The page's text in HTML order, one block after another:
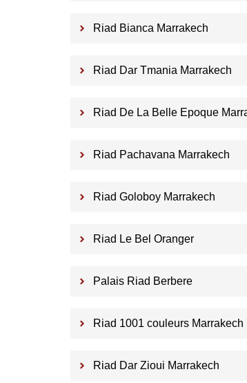
Riad Bianca Marrakech
Riad Dar Tmania Marrakech
Riad De La Belle Epoque
Riad Pachavana Marrakech
Riad Goloboy Marrakech
Riad Le Bel Oranger
Palais Riad Berbere
Riad 1001 couleurs Marrakech
Riad Dar Zioui Marrakech